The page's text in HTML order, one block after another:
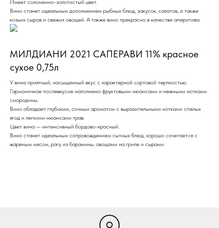
Имеет соломенно-золотистый цвет.
Вино станет идеальным дополнением рыбных блюд, закусок, салатов, а также
козьих сыров и свежих овощей. А также вино прекрасно в качестве аперитива.
МИЛДИАНИ 2021 САПЕРАВИ 11% красное
сухое 0,75л
У вина приятный, насыщенный вкус с характерной сортовой терпкостью.
Гармоничное послевкусие наполнено фруктовыми нюансами и нежными нотками
смородины.
Вино обладает глубоким, сочным ароматом с выразительными нотками спелых
ягод и легкими нюансами трав.
Цвет вина — интенсивный бордово-красный.
Вино станет идеальным сопровождением сытных блюд, хорошо сочетается с
жареным мясом, рагу из баранины, овощами на гриле и сырами.